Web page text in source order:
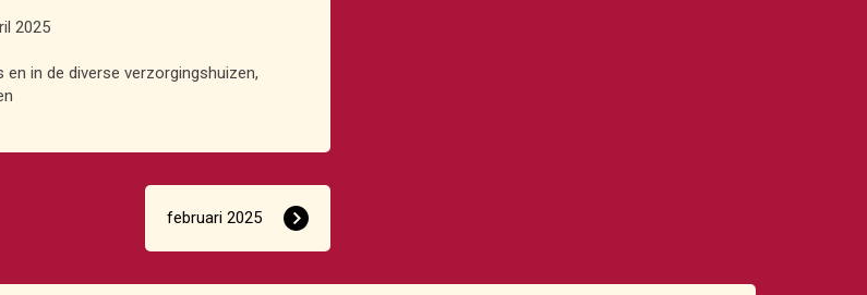
2025
in de diverse verzorgingshuizen,
februari 2025